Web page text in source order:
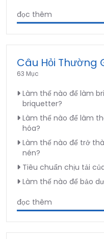
đọc thêm
Câu Hỏi Thường
63 Mục
Làm thế nào để làm
briquetter?
Làm thế nào để làm
hóa?
Làm thế nào để trở
nén?
Tiêu chuẩn chịu tải
Làm thế nào để bảo
đọc thêm